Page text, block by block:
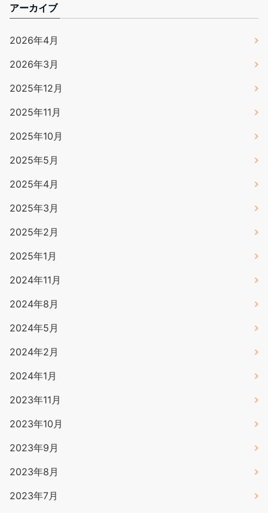
アーカイブ
2026年4月
2026年3月
2025年12月
2025年11月
2025年10月
2025年5月
2025年4月
2025年3月
2025年2月
2025年1月
2024年11月
2024年8月
2024年5月
2024年2月
2024年1月
2023年11月
2023年10月
2023年9月
2023年8月
2023年7月